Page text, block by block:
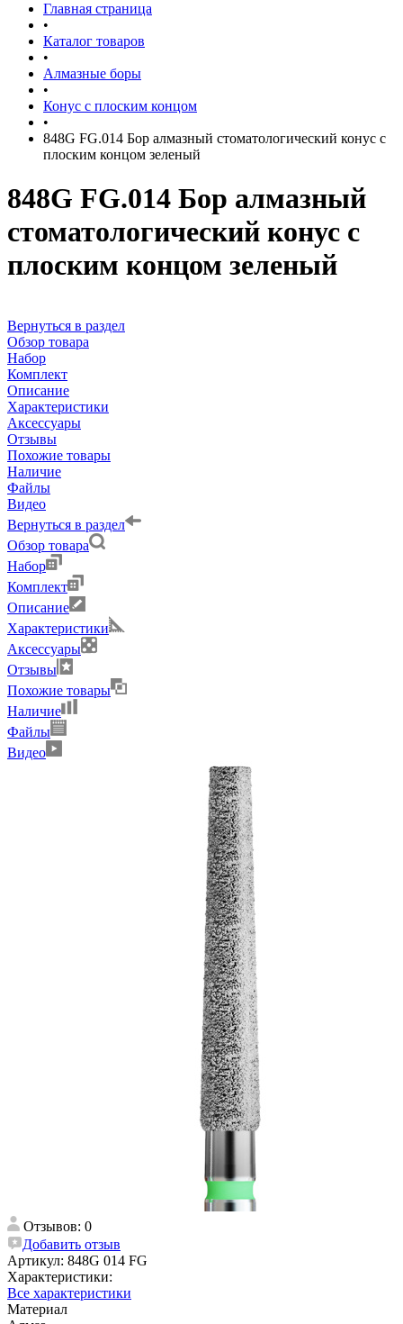
Главная страница
•
Каталог товаров
•
Алмазные боры
•
Конус с плоским концом
•
848G FG.014 Бор алмазный стоматологический конус с
плоским концом зеленый
848G FG.014 Бор алмазный
стоматологический конус с
плоским концом зеленый
Вернуться в раздел
Обзор товара
Набор
Комплект
Описание
Характеристики
Аксессуары
Отзывы
Похожие товары
Наличие
Файлы
Видео
Вернуться в раздел
Обзор товара
Набор
Комплект
Описание
Характеристики
Аксессуары
Отзывы
Похожие товары
Наличие
Файлы
Видео
Отзывов: 0
Добавить отзыв
Артикул: 848G 014 FG
Характеристики:
Все характеристики
Материал